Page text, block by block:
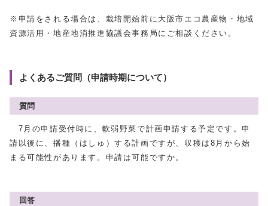
※申請をされる場合は、栽培開始前に大阪市エコ農産物・地域
資源活用・地産地消推進協議会事務局にご相談ください。
よくあるご質問（申請時期について）
質問
7月の申請受付時に、軟弱野菜で計画申請する予定です。申
請以後に、播種（はしゅ）する計画ですが、収穫は8月から始
まる可能性があります。申請は可能ですか。
回答